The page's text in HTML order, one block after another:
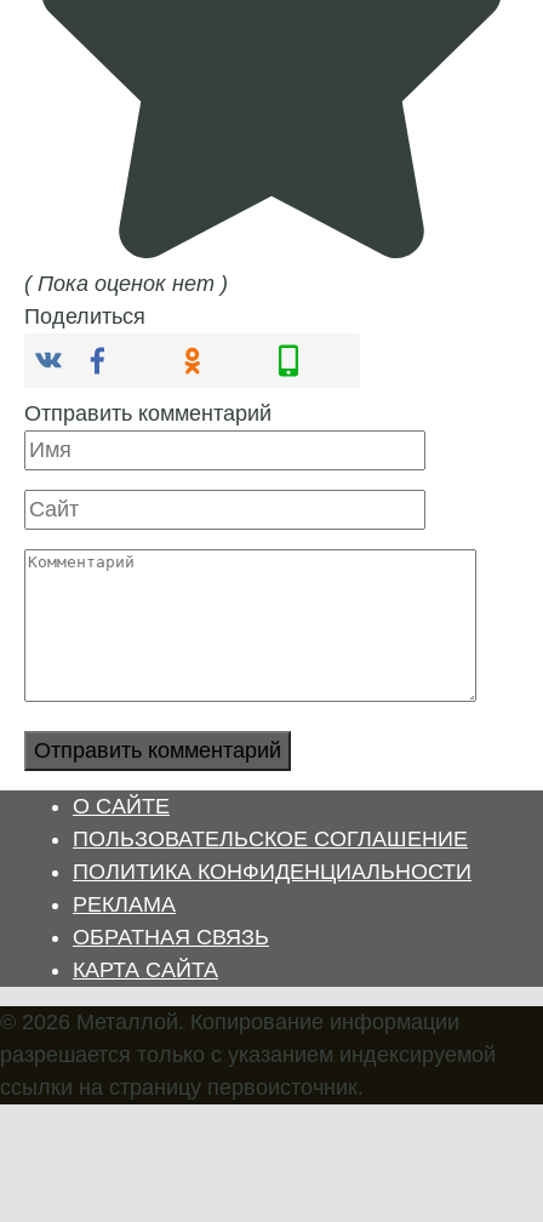
( Пока оценок нет )
Поделиться
Отправить комментарий
Имя
Сайт
Комментарий
О САЙТЕ
ПОЛЬЗОВАТЕЛЬСКОЕ СОГЛАШЕНИЕ
ПОЛИТИКА КОНФИДЕНЦИАЛЬНОСТИ
РЕКЛАМА
ОБРАТНАЯ СВЯЗЬ
КАРТА САЙТА
© 2026 Металлой. Копирование информации
разрешается только с указанием индексируемой
ссылки на страницу первоисточник.